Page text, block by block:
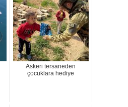
Askeri tersaneden
çocuklara hediye